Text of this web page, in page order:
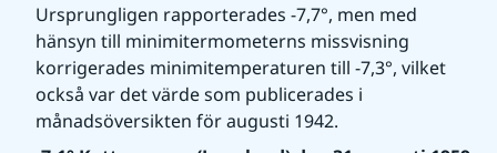
Ursprungligen rapporterades -7,7°, men med
hänsyn till minimitermometerns missvisning
korrigerades minimitemperaturen till -7,3°, vilket
också var det värde som publicerades i
månadsöversikten för augusti 1942.